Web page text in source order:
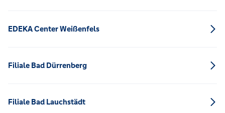
EDEKA Center Weißenfels
Filiale Bad Dürrenberg
Filiale Bad Lauchstädt